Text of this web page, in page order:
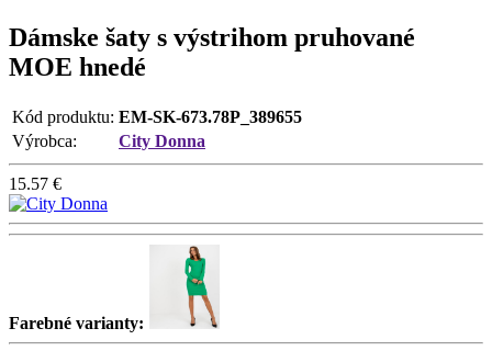
Dámske šaty s výstrihom pruhované
MOE hnedé
Kód produktu: EM-SK-673.78P_389655
Výrobca:
City Donna
15.57 €
Farebné varianty: